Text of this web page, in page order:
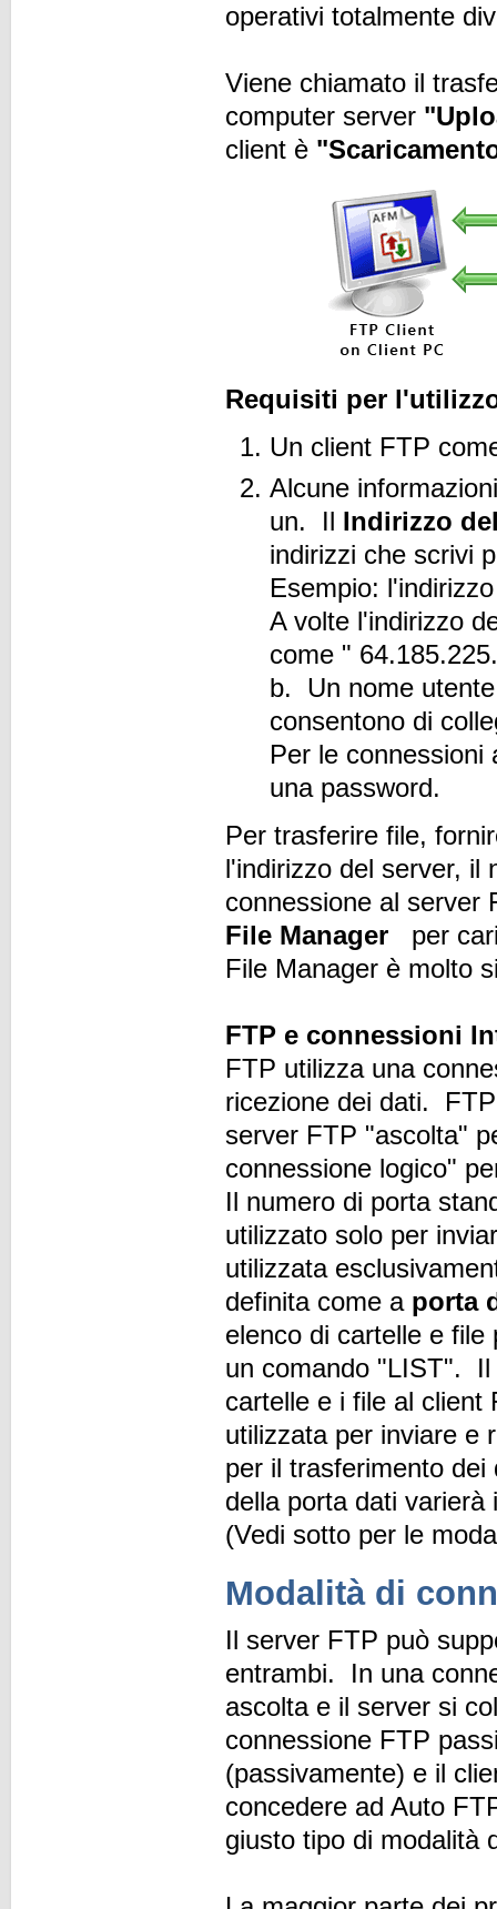
operativi totalmente
Viene chiamato il
computer server
client è
Requisiti per
Un client FTP
Alcune
un. Il Indirizzo
indirizzi che scrivi
Esempio:
A volte l'indirizzo
come "
b. Un nome
consentono di
Per le connessioni
una password.
Per trasferire file,
l'indirizzo del server, il
connessione al server
File Manager
per
File Manager è molto
FTP e connessioni
FTP utilizza una
ricezione dei dati.
server FTP "ascolta"
connessione logico"
Il numero di porta
utilizzato solo per
utilizzata
definita come a porta
elenco di cartelle e
un comando "LIST". Il
cartelle e i file al client
utilizzata per inviare e
per il trasferimento
della porta dati
(Vedi sotto per le
Modalità di
Il server FTP può
entrambi. In una
ascolta e il server si
connessione FTP
(passivamente) e il
concedere ad Auto
giusto tipo di modalità